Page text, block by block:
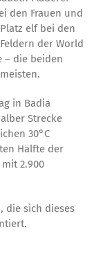
den Frauen und
elf bei den
der World
– die beiden
in Badia
Strecke
30°C
Hälfte der
2.900
die sich dieses